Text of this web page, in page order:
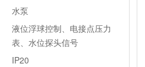
水泵
液位浮球控制、电接点压力
表、水位探头信号
IP20